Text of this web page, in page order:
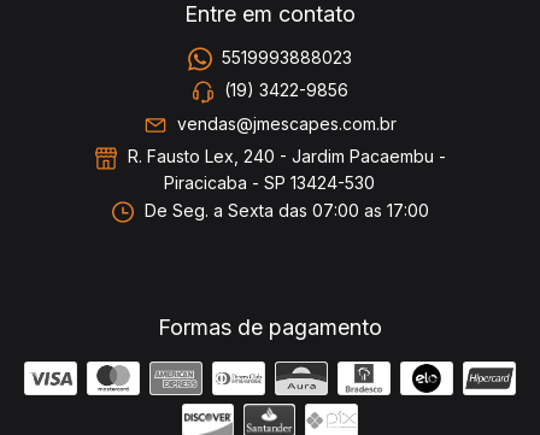
Entre em contato
5519993888023
(19) 3422-9856
vendas@jmescapes.com.br
R. Fausto Lex, 240 - Jardim Pacaembu -
Piracicaba - SP 13424-530
De Seg. a Sexta das 07:00 as 17:00
Formas de pagamento